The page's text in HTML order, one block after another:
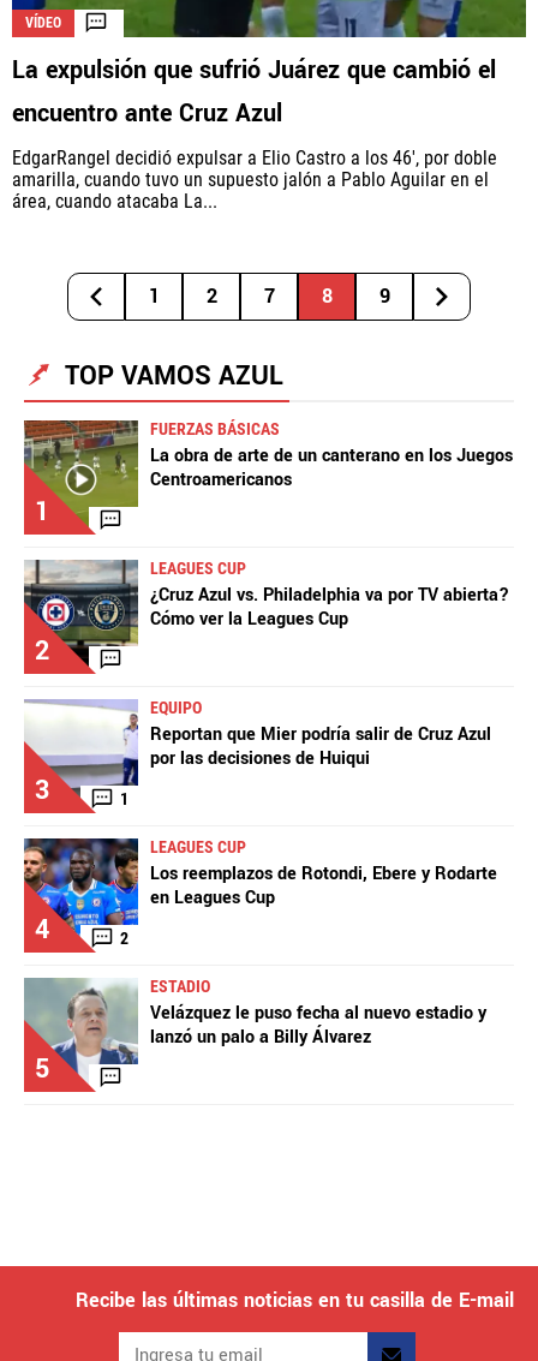
VÍDEO
La expulsión que sufrió Juárez que cambió el
encuentro ante Cruz Azul
EdgarRangel decidió expulsar a Elio Castro a los 46', por doble
amarilla, cuando tuvo un supuesto jalón a Pablo Aguilar en el
área, cuando atacaba La...
1 2 7 8 9
TOP VAMOS AZUL
1
FUERZAS BÁSICAS
La obra de arte de un canterano en los Juegos
Centroamericanos
2
LEAGUES CUP
¿Cruz Azul vs. Philadelphia va por TV abierta?
Cómo ver la Leagues Cup
3 1
EQUIPO
Reportan que Mier podría salir de Cruz Azul
por las decisiones de Huiqui
4 2
LEAGUES CUP
Los reemplazos de Rotondi, Ebere y Rodarte
en Leagues Cup
5
ESTADIO
Velázquez le puso fecha al nuevo estadio y
lanzó un palo a Billy Álvarez
Recibe las últimas noticias en tu casilla de E-mail